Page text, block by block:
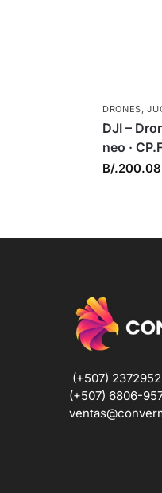
DRONES ,
DJI –
neo ·
B/.200.08
(+507) 2372952
(+507) 6806-